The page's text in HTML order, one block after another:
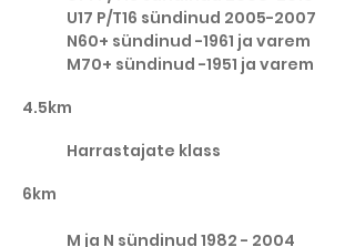
U17 P/T16 sündinud 2005-2007
N60+ sündinud -1961 ja varem
M70+ sündinud -1951 ja varem
4.5km
Harrastajate klass
6km
M ja N sündinud 1982 - 2004